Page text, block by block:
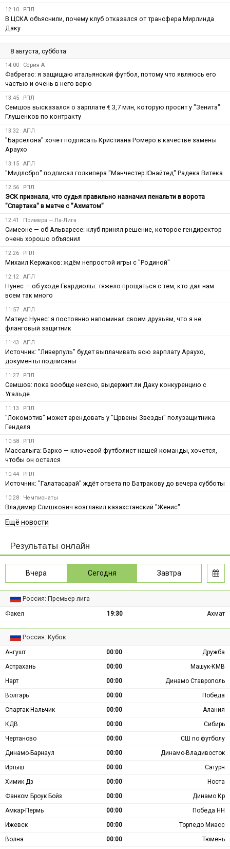
12:10 РПЛ
В ЦСКА объяснили, почему клуб отказался от трансфера Мирлинда
Даку
8 августа, суббота
14:00 Серия А
Фабрегас: я защищаю итальянский футбол, потому что являюсь его
частью и очень в него верю
13:45 РПЛ
Семшов высказался о зарплате € 3,7 млн, которую просит у "Зенита"
Глушенков по контракту
13:32 АПЛ
"Барселона" хочет подписать Кристиана Ромеро в качестве замены
Араухо
13:15 АПЛ
"Мидлсбро" подписал голкипера "Манчестер Юнайтед" Радека Витека
12:56 РПЛ
ЭСК признала, что судья правильно назначил пенальти в ворота
"Спартака" в матче с "Ахматом"
12:41 Примера — Ла-Лига
Симеоне — об Альваресе: клуб принял решение, которое гендиректор
очень хорошо объяснил
12:26 РПЛ
Михаил Кержаков: ждём непростой игры с "Родиной"
12:12 АПЛ
Нунес — об уходе Гвардиолы: тяжело прощаться с тем, кто дал нам
всем так много
11:57 АПЛ
Матеус Нунес: я постоянно напоминал своим друзьям, что я не
фланговый защитник
11:43 АПЛ
Источник: "Ливерпуль" будет выплачивать всю зарплату Араухо,
документы подписаны
11:27 РПЛ
Семшов: пока вообще неясно, выдержит ли Даку конкуренцию с
Угальде
11:13 РПЛ
"Локомотив" может арендовать у "Црвены Звезды" полузащитника
Генделя
10:58 РПЛ
Массалыга: Барко — ключевой футболист нашей команды, хочется,
чтобы он остался
10:44 РПЛ
Источник: "Галатасарай" ждёт ответа по Батракову до вечера субботы
10:28 Чемпионаты
Владимир Слишкович возглавил казахстанский "Женис"
Ещё новости
Результаты онлайн
Вчера Сегодня Завтра
Россия: Премьер-лига
Факел 19:30 Ахмат
Россия: Кубок
Ангушт 00:00
Дружба
Астрахань
00:00
Машук-КМВ
Нарт
00:00
Динамо Ставрополь
Волгарь
00:00
Победа
Спартак-Нальчик
00:00
Алания
КДВ
00:00
Сибирь
Чертаново
00:00
СШ по футболу
Динамо-Барнаул
00:00
Динамо-Владивосток
Иртыш
00:00
Сатурн
Химик Дз
00:00
Носта
Фанком Броук Бойз
00:00
Динамо Кр
Амкар-Пермь
00:00
Победа НН
Ижевск
00:00
Торпедо Миасс
Волна
00:00
Тюмень